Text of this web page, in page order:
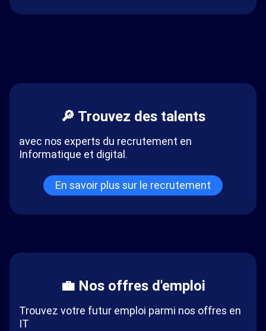
🔎 Trouvez des talents
avec nos experts du recrutement en
Informatique et digital.
En savoir plus sur le recrutement
💼 Nos offres d'emploi
Trouvez votre futur emploi parmi nos offres en
IT